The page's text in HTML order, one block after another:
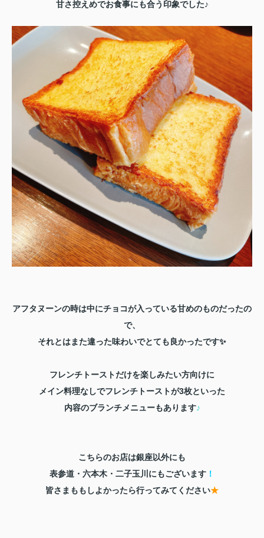
甘さ控えめでお食事にも合う印象でした♪
アフタヌーンの時は中にチョコが入っている甘めのものだったの
で、
それとはまた違った味わいでとても良かったです✨
フレンチトーストだけを楽しみたい方向けに
メイン料理なしでフレンチトーストが3枚といった
内容のブランチメニューもあります♪
こちらのお店は銀座以外にも
表参道・六本木・二子玉川にもございます ！
皆さまももしよかったら行ってみてください★